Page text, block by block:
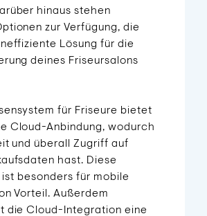
hinaus stehen
zur Verfügung, die
Lösung für die
deines Friseursalons
für Friseure bietet
Cloud-Anbindung, wodurch
und überall Zugriff auf
hast. Diese
besonders für mobile
Vorteil. Außerdem
die Cloud-Integration eine